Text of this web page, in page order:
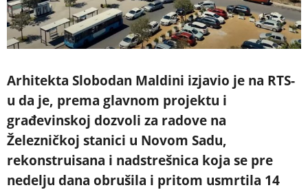
Arhitekta Slobodan Maldini izjavio je na RTS-
u da je, prema glavnom projektu i
građevinskoj dozvoli za radove na
Železničkoj stanici u Novom Sadu,
rekonstruisana i nadstrešnica koja se pre
nedelju dana obrušila i pritom usmrtila 14